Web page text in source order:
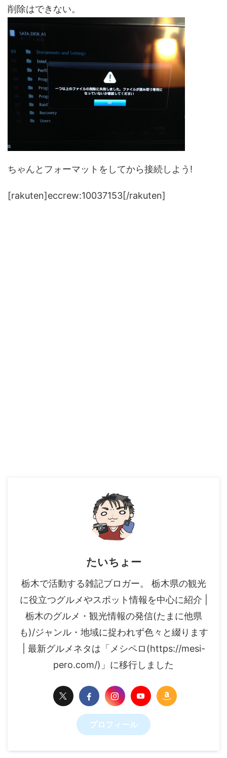
削除はできない。
ちゃんとフォーマットをしてから接続しよう!
[rakuten]eccrew:10037153[/rakuten]
たいちょー
栃木で活動する雑記ブロガー。 栃木県の観光
に役立つグルメやスポット情報を中心に紹介 |
栃木のグルメ・観光情報の発信(たまに他県
も)/ジャンル・地域に捉われず色々と綴ります
| 最新グルメネタは「メシペロ(https://mesi-
pero.com/)」に移行しました
プロフィール